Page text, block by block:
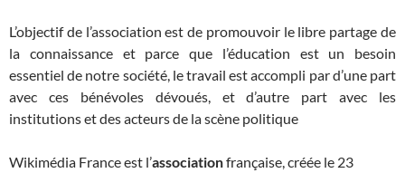
L’objectif de l’association est de promouvoir le libre partage de
la connaissance et parce que l’éducation est un besoin
essentiel de notre société, le travail est accompli par d’une part
avec ces bénévoles dévoués, et d’autre part avec les
institutions et des acteurs de la scène politique
Wikimédia France est l’associationfrançaise, créée le 23